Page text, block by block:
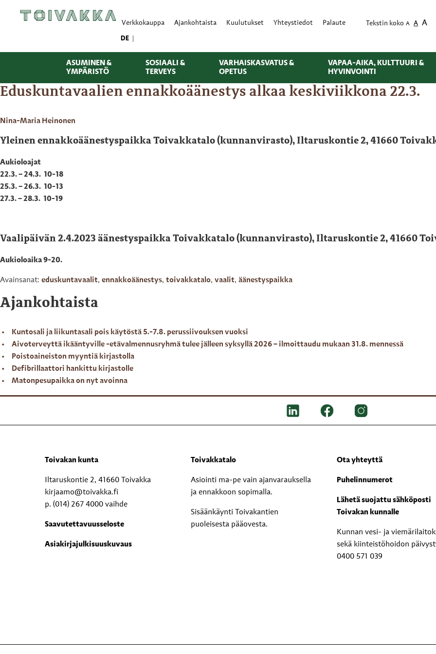
Verkkokauppa Ajankohtaista Kuulutukset Yhteystiedot Palaute Tekstin koko A A A
DE
ASUMINEN &
YMPÄRISTÖ
SOSIAALI &
TERVEYS
VARHAISKASVATUS &
OPETUS
VAPAA-AIKA, KULTTUURI &
HYVINVOINTI
Eduskuntavaalien ennakkoäänestys alkaa keskiviikkona 22.3.
Nina-Maria Heinonen
Yleinen ennakkoäänestyspaikka Toivakkatalo (kunnanvirasto), Iltaruskontie 2, 41660
Aukioloajat
22.3. – 24.3. 10-18
25.3. – 26.3. 10-13
27.3. – 28.3. 10-19
Vaalipäivän 2.4.2023 äänestyspaikka Toivakkatalo (kunnanvirasto), Iltaruskontie 2, 41660
Aukioloaika 9-20.
Avainsanat: eduskuntavaalit, ennakkoäänestys, toivakkatalo, vaalit, äänestyspaikka
Ajankohtaista
Kuntosali ja liikuntasali pois käytöstä 5.-7.8. perussiivouksen vuoksi
Aivoterveyttä ikääntyville -etävalmennusryhmä tulee jälleen syksyllä 2026 – ilmoittaudu mukaan 31.8. mennessä
Poistoaineiston myyntiä kirjastolla
Defibrillaattori hankittu kirjastolle
Matonpesupaikka on nyt avoinna
Toivakan kunta
Iltaruskontie 2, 41660 Toivakka
kirjaamo@toivakka.fi
p. (014) 267 4000 vaihde
Saavutettavuusseloste
Asiakirjajulkisuuskuvaus
Toivakkatalo
Asiointi ma-pe vain ajanvarauksella
ja ennakkoon sopimalla.
Sisäänkäynti Toivakantien
puoleisesta pääovesta.
Ota yhteyttä
Puhelinnumerot
Lähetä suojattu sähköposti
Toivakan kunnalle
Kunnan vesi- ja
sekä kiinteistöhoidon
0400 571 039